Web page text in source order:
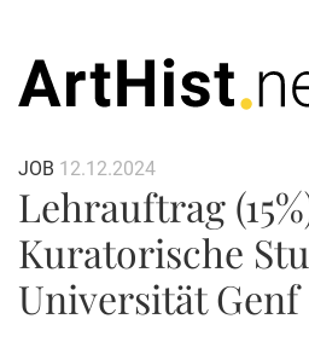
JOB 12.12.2024
Lehrauftrag
Kuratorische
Universität Genf